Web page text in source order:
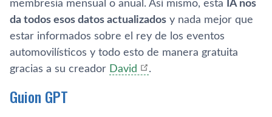
membresía mensual o anual. Así mismo, esta
IA nos
da todos esos datos actualizados y nada mejor que
estar informados sobre el rey de los eventos
automovilísticos y todo esto de manera gratuita
gracias a su creador David .
Guion GPT